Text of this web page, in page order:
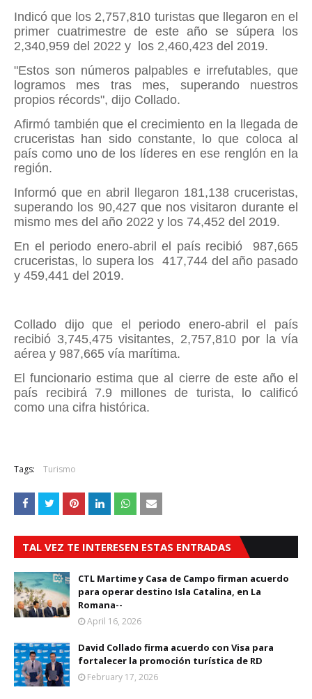
Indicó que los 2,757,810 turistas que llegaron en el
primer cuatrimestre de este año se súpera los
2,340,959 del 2022 y los 2,460,423 del 2019.
"Estos son números palpables e irrefutables, que
logramos mes tras mes, superando nuestros
propios récords", dijo Collado.
Afirmó también que el crecimiento en la llegada de
cruceristas han sido constante, lo que coloca al
país como uno de los líderes en ese renglón en la
región.
Informó que en abril llegaron 181,138 cruceristas,
superando los 90,427 que nos visitaron durante el
mismo mes del año 2022 y los 74,452 del 2019.
En el periodo enero-abril el país recibió
987,665
cruceristas, lo supera los 417,744 del año pasado
y 459,441 del 2019.
Collado dijo que el periodo enero-abril el país
recibió 3,745,475 visitantes, 2,757,810 por la vía
aérea y 987,665 vía marítima.
El funcionario estima que al cierre de este año el
país recibirá 7.9 millones de turista, lo calificó
como una cifra histórica.
Tags: Turismo
TAL VEZ TE INTERESEN ESTAS ENTRADAS
CTL Martime y Casa de Campo firman acuerdo
para operar destino Isla Catalina, en La
Romana--
April 16, 2026
David Collado firma acuerdo con Visa para
fortalecer la promoción turística de RD
February 17, 2026